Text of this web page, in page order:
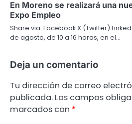
En Moreno se realizará una
Expo Empleo
Share via: Facebook X (Twitter)
de agosto, de 10 a 16 horas, en el…
Deja un comentario
Tu dirección de correo
publicada. Los campos
marcados con *